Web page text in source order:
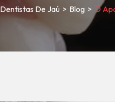
Dentistas De Jaú > Blog > O